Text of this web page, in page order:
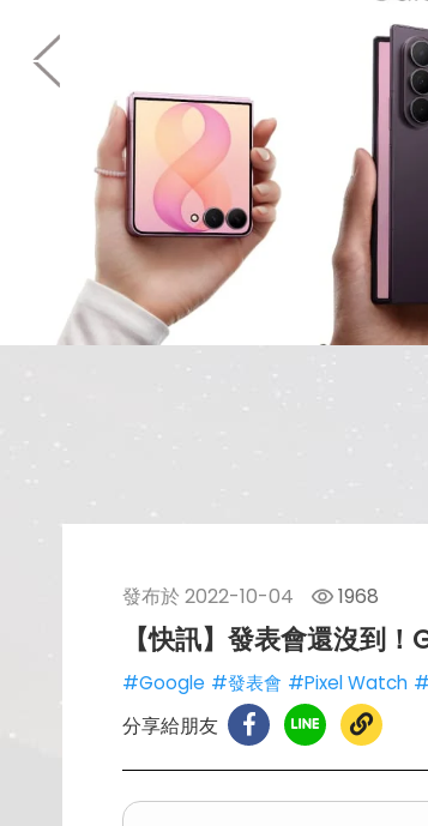
發布於 2022-10-04 1968
【快訊】發表會還沒到
#Google #發表會 #Pixel Watch
分享給朋友